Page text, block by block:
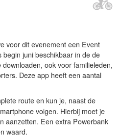
voor dit evenement een Event
juni beschikbaar in de de
ook voor familieleden,
Deze app heeft een aantal
route en kun je, naast de
volgen. Hierbij moet je
aanzetten. Een extra Powerbank
waard.